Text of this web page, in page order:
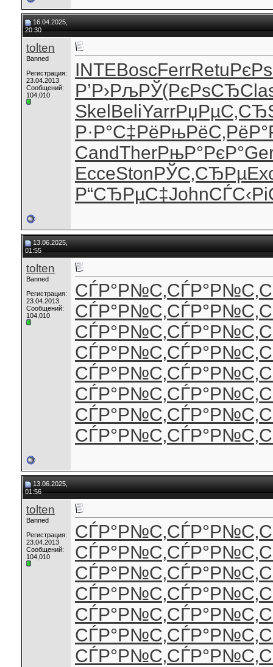
16.04.2025,
20:30
tolten
Banned
Регистрация:
23.04.2013
Сообщений:
104,010
INTEBoscFerrRetu
Р’Р›РљРЎ(РєРѕСЂ
Skel BeliYarrРџРµС‚СЂ
Р·Р°С‡РёРњРёС‚Рё
CandTherРњР°РєР°
EcceStonРЎС‚СЂРµ
Р“СЂРµС‡John
13.06.2025,
01:55
tolten
Banned
Регистрация:
23.04.2013
Сообщений:
104,010
СЃР°Р№С‚СЃР°Р№С‚
СЃР°Р№С‚СЃР°Р№С‚
СЃР°Р№С‚СЃР°Р№С‚
СЃР°Р№С‚СЃР°Р№С‚
СЃР°Р№С‚СЃР°Р№С‚
СЃР°Р№С‚СЃР°Р№С‚
СЃР°Р№С‚СЃР°Р№С‚
СЃР°Р№С‚СЃР°Р№С‚
13.06.2025,
01:56
tolten
Banned
Регистрация:
23.04.2013
Сообщений:
104,010
СЃР°Р№С‚СЃР°Р№С‚
СЃР°Р№С‚СЃР°Р№С‚
СЃР°Р№С‚СЃР°Р№С‚
СЃР°Р№С‚СЃР°Р№С‚
СЃР°Р№С‚СЃР°Р№С‚
СЃР°Р№С‚СЃР°Р№С‚
СЃР°Р№С‚СЃР°Р№С‚